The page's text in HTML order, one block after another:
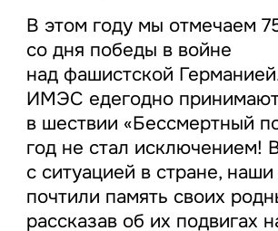
В этом году мы отмечаем
со дня победы в войне
над фашистской
ИМЭС едегодно принимают
в шествии «Бессмертный
год не стал исключением!
с ситуацией в стране,
почтили память своих
рассказав об их подвигах